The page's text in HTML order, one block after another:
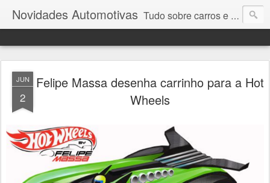
Novidades Automotivas Tudo sobre carros e motores
JUN
2
Felipe Massa desenha carrinho para a Hot
Wheels